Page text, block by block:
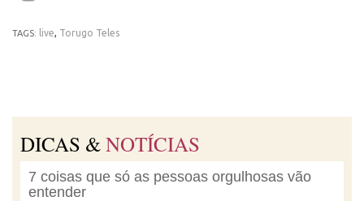
TAGS: live, Torugo Teles
DICAS &NOTÍCIAS
7 coisas que só as pessoas orgulhosas vão
entender